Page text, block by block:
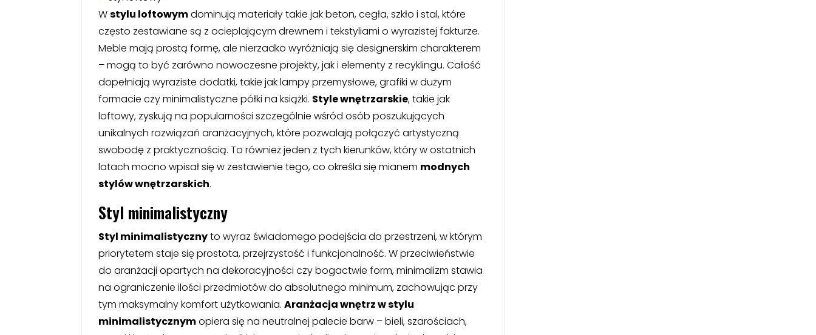
Wstylu loftowymdominują materiały takie jak beton, cegła, szkło i stal, które
często zestawiane są z ocieplającym drewnem i tekstyliami o wyrazistej fakturze.
Meble mają prostą formę, ale nierzadko wyróżniają się designerskim charakterem
– mogą to być zarówno nowoczesne projekty, jak i elementy z recyklingu. Całość
dopełniają wyraziste dodatki, takie jak lampy przemysłowe, grafiki w dużym
formacie czy minimalistyczne półki na książki. Style wnętrzarskie, takie jak
loftowy, zyskują na popularności szczególnie wśród osób poszukujących
unikalnych rozwiązań aranżacyjnych, które pozwalają połączyć artystyczną
swobodę z praktycznością. To również jeden z tych kierunków, który w ostatnich
latach mocno wpisał się w zestawienie tego, co określa się mianem modnych
stylów wnętrzarskich.
Styl minimalistyczny
Styl minimalistycznyto wyraz świadomego podejścia do przestrzeni, w którym
priorytetem staje się prostota, przejrzystość i funkcjonalność. W przeciwieństwie
do aranżacji opartych na dekoracyjności czy bogactwie form, minimalizm stawia
na ograniczenie ilości przedmiotów do absolutnego minimum, zachowując przy
tym maksymalny komfort użytkowania.Aranżacja wnętrz w stylu
minimalistycznymopiera się na neutralnej palecie barw – bieli, szarościach,